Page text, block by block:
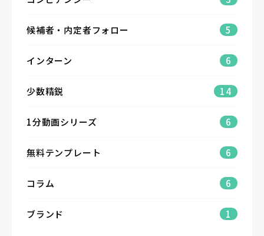
候補者・内定者フォロー 5
インターン 6
少数精鋭 14
1分動画シリーズ 6
無料テンプレート 6
コラム 6
ブランド 1